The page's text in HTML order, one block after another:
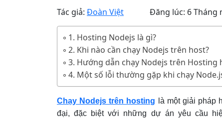
Tác giả: Đoàn Việt Đăng lúc: 6 Tháng
1. Hosting Nodejs là gì?
2. Khi nào cần chạy Nodejs trên host?
3. Hướng dẫn chạy Nodejs trên Hosting
4. Một số lỗi thường gặp khi chạy
Chạy Nodejs trên hosting là một giải pháp
đại, đặc biệt với những dự án yêu cầu